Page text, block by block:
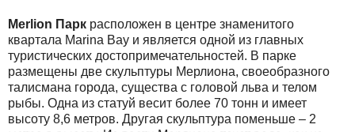
Merlion Парк расположен в центре знаменитого
квартала Marina Bay и является одной из главных
туристических достопримечательностей. В парке
размещены две скульптуры Мерлиона, своеобразного
талисмана города, существа с головой льва и телом
рыбы. Одна из статуй весит более 70 тонн и имеет
высоту 8,6 метров. Другая скульптура поменьше – 2